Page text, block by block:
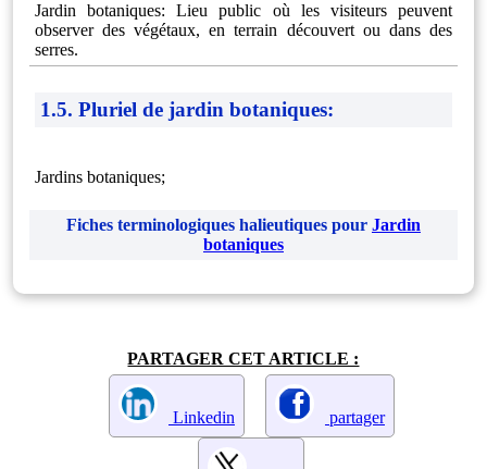
Jardin botaniques: Lieu public où les visiteurs peuvent
observer des végétaux, en terrain découvert ou dans des
serres.
1.5. Pluriel de jardin botaniques:
Jardins botaniques;
Fiches terminologiques halieutiques pour Jardin
botaniques
PARTAGER CET ARTICLE :
Linkedin partager